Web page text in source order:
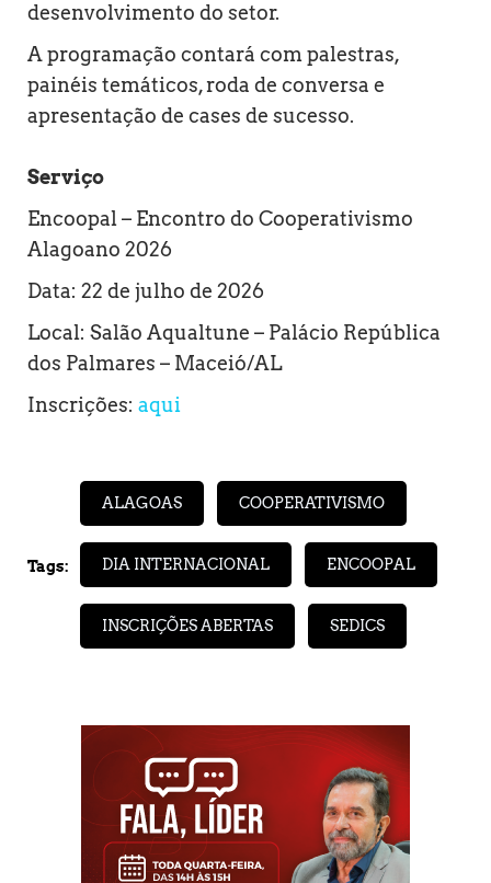
desenvolvimento do setor.
A programação contará com palestras,
painéis temáticos, roda de conversa e
apresentação de cases de sucesso.
Serviço
Encoopal – Encontro do Cooperativismo
Alagoano 2026
Data: 22 de julho de 2026
Local: Salão Aqualtune – Palácio República
dos Palmares – Maceió/AL
Inscrições: aqui
Tags:
ALAGOAS COOPERATIVISMO
DIA INTERNACIONAL ENCOOPAL
INSCRIÇÕES ABERTAS SEDICS